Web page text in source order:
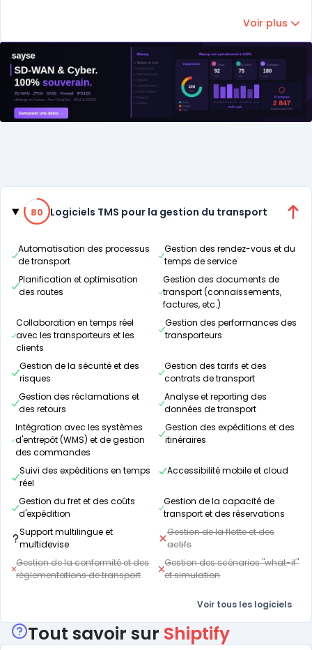
Voir plus
Catégories
80% de compatibilité
80 Logiciels TMS pour la gestion du transport
Automatisation des processus
de transport
Gestion des rendez-vous et du
temps de service
Planification et optimisation
des routes
Gestion des documents de
transport (connaissements,
factures, etc.)
Collaboration en temps réel
avec les transporteurs et les
clients
Gestion des performances des
transporteurs
Gestion de la sécurité et des
risques
Gestion des tarifs et des
contrats de transport
Gestion des réclamations et
des retours
Analyse et reporting des
données de transport
Intégration avec les systèmes
d'entrepôt (WMS) et de gestion
des commandes
Gestion des expéditions et des
itinéraires
Suivi des expéditions en temps
réel
Accessibilité mobile et cloud
Gestion du fret et des coûts
d'expédition
Gestion de la capacité de
transport et des réservations
Support multilingue et
multidevise
Gestion de la flotte et des
actifs
Gestion de la conformité et des
réglementations de transport
Gestion des scénarios "what-if"
et simulation
Voir tous les logiciels
Tout savoir sur Shiptify